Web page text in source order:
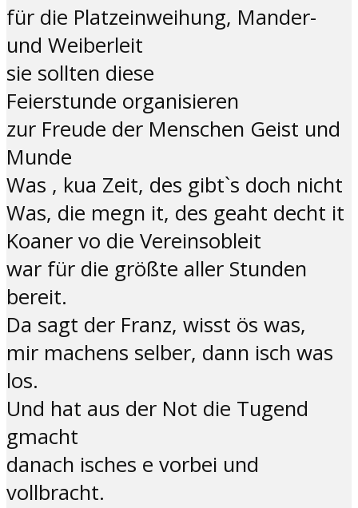
für die Platzeinweihung, Mander-
und Weiberleit
sie sollten diese
Feierstunde organisieren
zur Freude der Menschen Geist und
Munde
Was , kua Zeit, des gibt`s doch nicht
Was, die megn it, des geaht decht it
Koaner vo die Vereinsobleit
war für die größte aller Stunden
bereit.
Da sagt der Franz, wisst ös was,
mir machens selber, dann isch was
los.
Und hat aus der Not die Tugend
gmacht
danach isches e vorbei und
vollbracht.